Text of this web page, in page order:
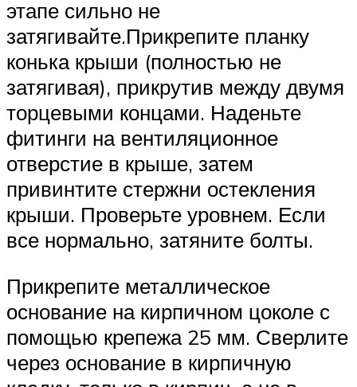
этапе сильно не
затягивайте.Прикрепите планку
конька крыши (полностью не
затягивая), прикрутив между двумя
торцевыми концами. Наденьте
фитинги на вентиляционное
отверстие в крыше, затем
привинтите стержни остекления
крыши. Проверьте уровнем. Если
все нормально, затяните болты.
Прикрепите металлическое
основание на кирпичном цоколе с
помощью крепежа 25 мм. Сверлите
через основание в кирпичную